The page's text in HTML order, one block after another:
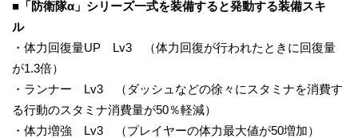
■ 「防衛隊α 」シリーズ一式を装備すると発動する装備スキ
ル
・体力回復量UP Lv3 （体力回復が行われたときに回復量
が1.3倍）
・ランナー Lv3 （ダッシュなどの徐々にスタミナを消費す
る行動のスタミナ消費量が50％軽減）
・体力増強 Lv3 （プレイヤーの体力最大値が50増加）